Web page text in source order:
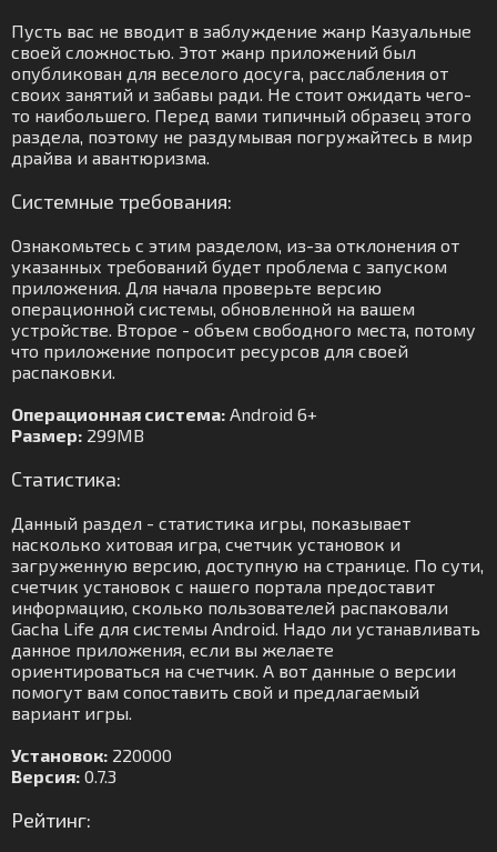
Пусть вас не вводит в заблуждение жанр Казуальные
своей сложностью. Этот жанр приложений был
опубликован для веселого досуга, расслабления от
своих занятий и забавы ради. Не стоит ожидать чего-
то наибольшего. Перед вами типичный образец этого
раздела, поэтому не раздумывая погружайтесь в мир
драйва и авантюризма.
Системные требования:
Ознакомьтесь с этим разделом, из-за отклонения от
указанных требований будет проблема с запуском
приложения. Для начала проверьте версию
операционной системы, обновленной на вашем
устройстве. Второе - объем свободного места, потому
что приложение попросит ресурсов для своей
распаковки.
Операционная система: Android 6+
Размер: 299MB
Статистика:
Данный раздел - статистика игры, показывает
насколько хитовая игра, счетчик установок и
загруженную версию, доступную на странице. По сути,
счетчик установок с нашего портала предоставит
информацию, сколько пользователей распаковали
Gacha Life для системы Android. Надо ли устанавливать
данное приложения, если вы желаете
ориентироваться на счетчик. А вот данные о версии
помогут вам сопоставить свой и предлагаемый
вариант игры.
Установок: 220000
Версия: 0.7.3
Рейтинг: